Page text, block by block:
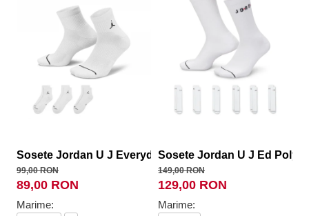
Sosete Jordan U J Everyday Cush Poly Crew 3Pr
99,00 RON
89,00 RON
Marime:
Sosete Jordan U J Ed Poly
149,00 RON
129,00 RON
Marime: